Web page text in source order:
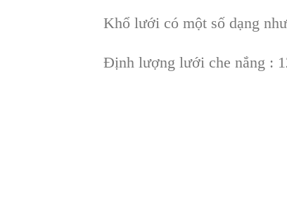
Khổ lưới có một số dạng
Định lượng lưới che nắng :